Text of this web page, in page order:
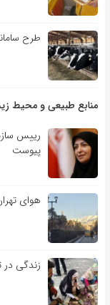
طرح
منابع طبیعی و محیط
رییس
پیوست
هوای
زندگی در